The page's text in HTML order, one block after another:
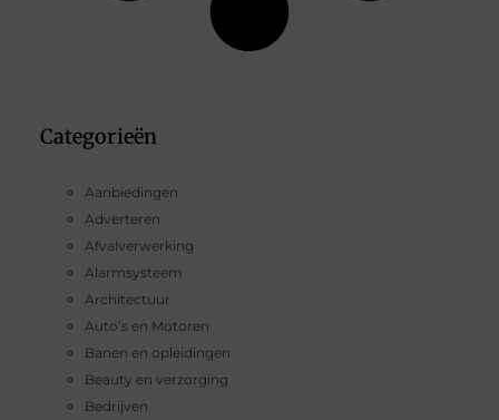
Categorieën
Aanbiedingen
Adverteren
Afvalverwerking
Alarmsysteem
Architectuur
Auto’s en Motoren
Banen en opleidingen
Beauty en verzorging
Bedrijven